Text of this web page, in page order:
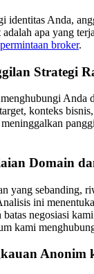
identitas Anda,
apa yang
broker.
Strategi
Anda
konteks
Domain
yang sebanding,
ini
negosiasi
kami
Anonim